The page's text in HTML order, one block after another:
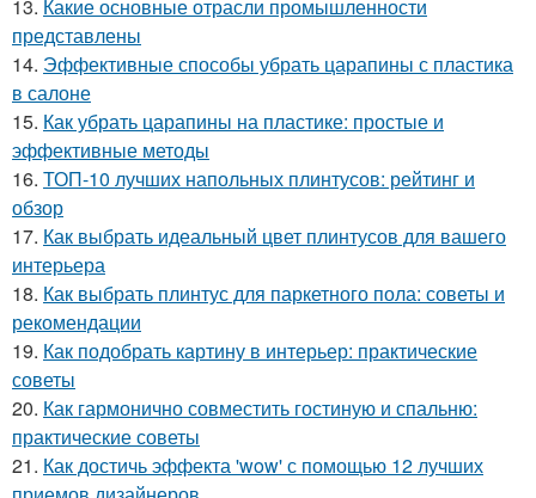
13. Какие основные отрасли промышленности
представлены
14. Эффективные способы убрать царапины с пластика
в салоне
15. Как убрать царапины на пластике: простые и
эффективные методы
16. ТОП-10 лучших напольных плинтусов: рейтинг и
обзор
17. Как выбрать идеальный цвет плинтусов для вашего
интерьера
18. Как выбрать плинтус для паркетного пола: советы и
рекомендации
19. Как подобрать картину в интерьер: практические
советы
20. Как гармонично совместить гостиную и спальню:
практические советы
21. Как достичь эффекта 'wow' с помощью 12 лучших